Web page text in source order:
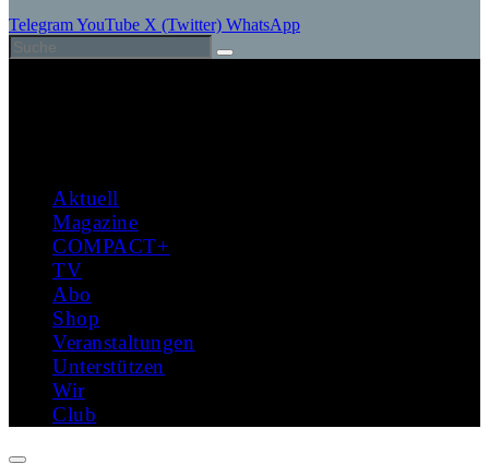
TelegramYouTube X (Twitter) WhatsApp
Aktuell
Magazine
COMPACT+
TV
Abo
Shop
Veranstaltungen
Unterstützen
Wir
Club